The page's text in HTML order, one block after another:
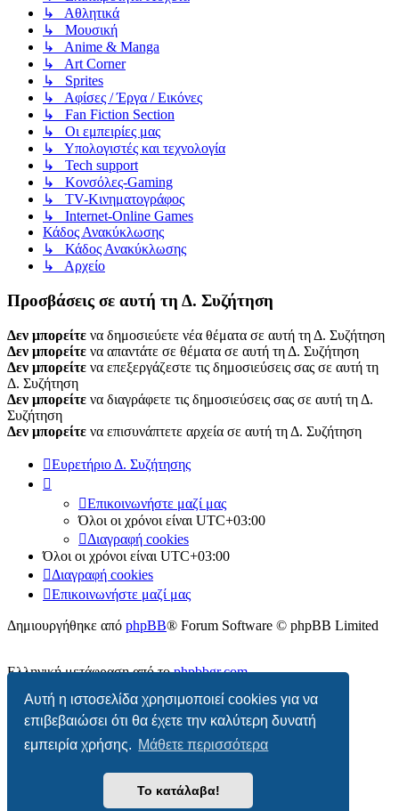
Αυτή η ιστοσελίδα χρησιμοποιεί cookies για να
επιβεβαιώσει ότι θα έχετε την καλύτερη δυνατή
εμπειρία χρήσης. Μάθετε περισσότερα
Το κατάλαβα!
↳ Αθλητικά
↳ Μουσική
↳ Anime & Manga
↳ Art Corner
↳ Sprites
↳ Αφίσες / Έργα / Εικόνες
↳ Fan Fiction Section
↳ Οι εμπειρίες μας
↳ Υπολογιστές και τεχνολογία
↳ Tech support
↳ Kονσόλες-Gaming
↳ TV-Κινηματογράφος
↳ Internet-Online Games
Κάδος Ανακύκλωσης
↳ Κάδος Ανακύκλωσης
↳ Αρχείο
Προσβάσεις σε αυτή τη Δ. Συζήτηση
Δεν μπορείτε να δημοσιεύετε νέα θέματα σε αυτή τη Δ. Συζήτηση
Δεν μπορείτε να απαντάτε σε θέματα σε αυτή τη Δ. Συζήτηση
Δεν μπορείτε να επεξεργάζεστε τις δημοσιεύσεις σας σε αυτή τη
Δ. Συζήτηση
Δεν μπορείτε να διαγράφετε τις δημοσιεύσεις σας σε αυτή τη Δ.
Συζήτηση
Δεν μπορείτε να επισυνάπτετε αρχεία σε αυτή τη Δ. Συζήτηση
Ευρετήριο Δ. Συζήτησης
Επικοινωνήστε μαζί μας
Όλοι οι χρόνοι είναι UTC+03:00
Διαγραφή cookies
Όλοι οι χρόνοι είναι UTC+03:00
Διαγραφή cookies
Επικοινωνήστε μαζί μας
Δημιουργήθηκε από phpBB® Forum Software © phpBB Limited
Ελληνική μετάφραση από τοphpbbgr.com
Απόρρητο |Όροι